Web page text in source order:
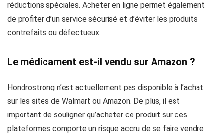
réductions spéciales. Acheter en ligne permet également
de profiter d’un service sécurisé et d’éviter les produits
contrefaits ou défectueux.
Le médicament est-il vendu sur Amazon ?
Hondrostrong n’est actuellement pas disponible à l’achat
sur les sites de Walmart ou Amazon. De plus, il est
important de souligner qu’acheter ce produit sur ces
plateformes comporte un risque accru de se faire vendre